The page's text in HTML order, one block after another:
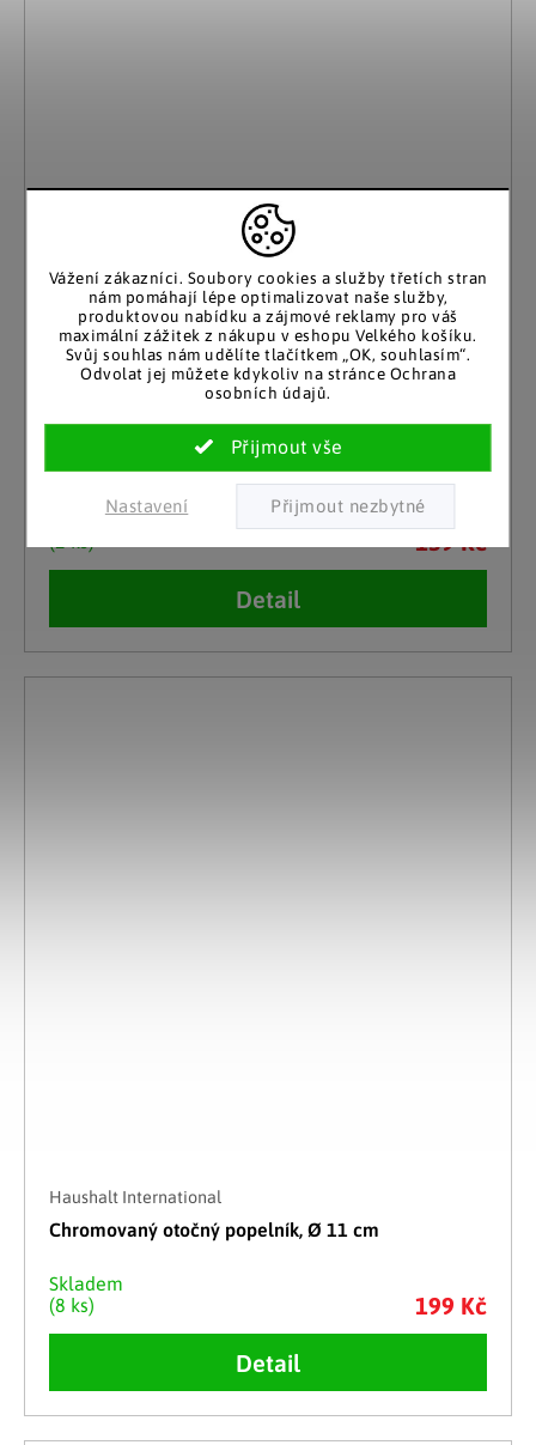
Vážení zákazníci. Soubory cookies a služby třetích stran
nám pomáhají lépe optimalizovat naše služby,
produktovou nabídku a zájmové reklamy pro váš
maximální zážitek z nákupu v eshopu Velkého košíku.
Svůj souhlas nám udělíte tlačítkem „OK, souhlasím“.
Odvolat jej můžete kdykoliv na stránce Ochrana
osobních údajů.
Nastavení
Stolní popelník nerezový
Skladem
159 Kč
Detail
Haushalt International
Chromovaný otočný popelník, Ø 11 cm
Skladem
(8 ks)
199 Kč
Detail